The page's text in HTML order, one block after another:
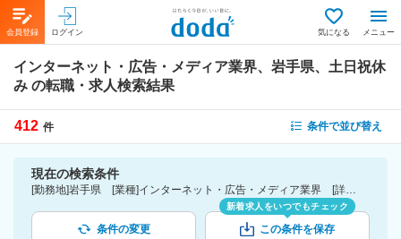
会員登録 ログイン 気になる メニュー
インターネット・広告・メディア業界、岩手県、土日祝休
み の転職・求人検索結果
412 件 条件で並び替え
現在の検索条件
[勤務地]岩手県 [業種]インターネット・広告・メディア業界 [詳細条件](休日・働き方)土日祝休み
条件の変更
新着求人をいつでもチェック
この条件を保存